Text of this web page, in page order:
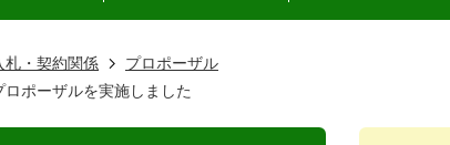
札・契約関係
プロポーザル
ポーザルを実施しました